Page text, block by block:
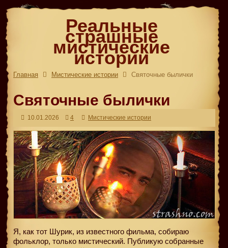
Реальные
страшные
мистические
истории
Главная Мистические истории Святочные былички
Святочные былички
10.01.2026 4 Мистические истории
Я, как тот Шурик, из известного фильма, собираю
фольклор, только мистический. Публикую собранные